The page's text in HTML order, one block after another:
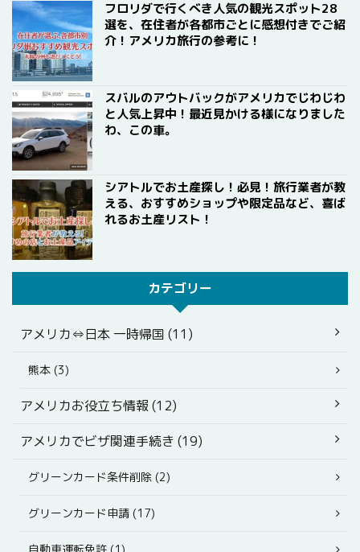
フロリダで行くべき人気の観光スポット28
選を、在住者が各都市ごとに感想付きでご紹
介！アメリカ旅行の参考に！
スバルのアウトバックがアメリカでじわじわ
と人気上昇中！最近見かける様になりました
わ、この車。
シアトルでお土産探し！必見！旅行業者が教
える、おすすめショップや限定品など、喜ば
れるお土産リスト！
カテゴリー
アメリカ⇔日本 一時帰国 (11)
熊本 (3)
アメリカお役立ち情報 (12)
アメリカでビザ関連手続き (19)
グリーンカード条件削除 (2)
グリーンカード申請 (17)
自動車運転免許 (1)